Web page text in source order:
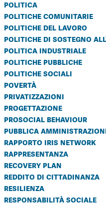
politica
politiche comunitarie
politiche del lavoro
politiche di sostegno
politica industriale
politiche pubbliche
politiche sociali
povertà
privatizzazioni
progettazione
prosocial behaviour
pubblica
rapporto iris network
rappresentanza
recovery plan
reddito di cittadinanza
resilienza
responsabilità sociale